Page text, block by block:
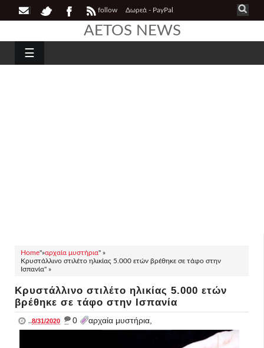
follow Δωρεά - PayPal
AETOS NEWS
☰
Home"»αρχαία μυστήρια" »
Κρυστάλλινο στιλέτο ηλικίας 5.000 ετών βρέθηκε σε τάφο στην
Ισπανία" »
Κρυστάλλινο στιλέτο ηλικίας 5.000 ετών
βρέθηκε σε τάφο στην Ισπανία
..8/31/2020 _ 0 αρχαία μυστήρια,